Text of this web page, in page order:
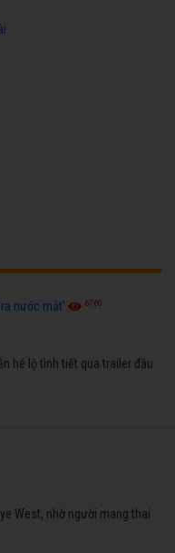
nước mắt' 6760
hé lộ tình tiết qua trailer đầu
West, nhờ người mang thai